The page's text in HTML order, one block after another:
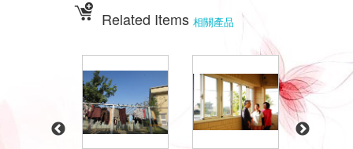
Related Items 相關產品